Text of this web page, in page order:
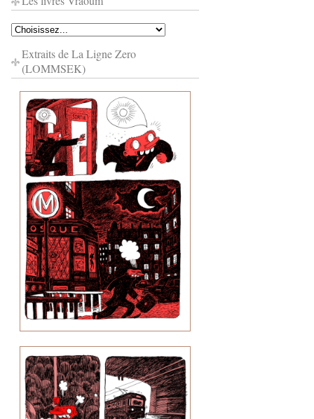
Extraits de La Ligne Zero
(LOMMSEK)